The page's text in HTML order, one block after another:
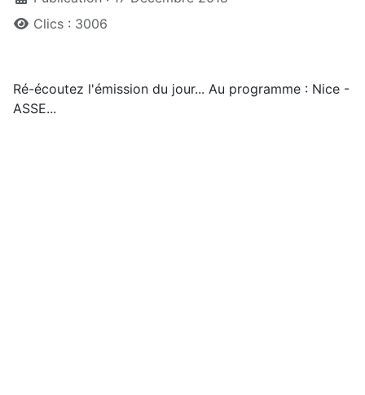
Clics : 3006
Ré-écoutez l'émission du jour... Au programme : Nice -
ASSE...